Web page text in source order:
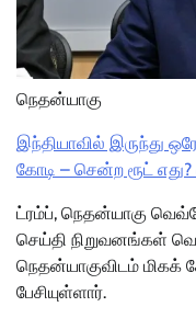
நெதன்யாகு
இந்தியாவில் இருந்து
கோடி – சென்ற ரூட்
ட்ரம்ப், நெதன்யாகு
செய்தி நிறுவனங்கள்
நெதன்யாகுவிடம் மிகக்
பேசியுள்ளார்.